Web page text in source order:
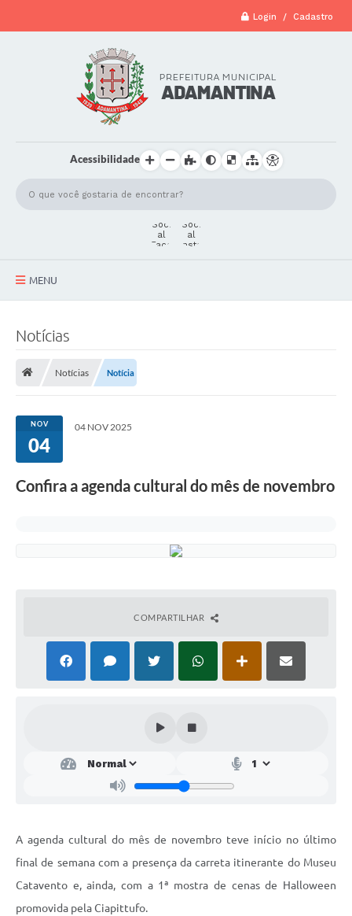
Login / Cadastro
Acessibilidade
MENU
Legislação
Transparência
Carta de Serviços
Expediente
Ouvidoria
Notícias
Notícias Notícia
NOV
04
04 NOV 2025
Confira a agenda cultural do mês de novembro
COMPARTILHAR
A agenda cultural do mês de novembro teve início no último
final de semana com a presença da carreta itinerante do Museu
Catavento e, ainda, com a 1ª mostra de cenas de Halloween
promovida pela Ciapittufo.